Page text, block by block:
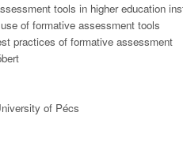
tools in higher education
of formative assessment tools
practices of formative assessment
of Pécs